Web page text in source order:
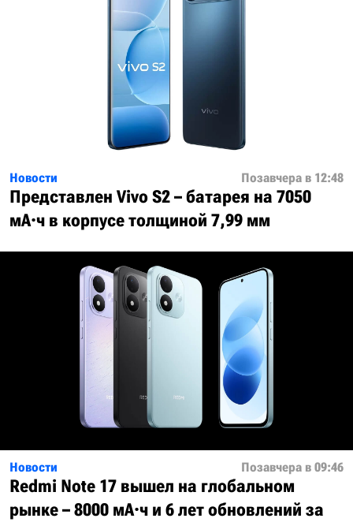
Новости Позавчера в 12:48
Представлен Vivo S2 – батарея на 7050
мА·ч в корпусе толщиной 7,99 мм
Новости Позавчера в 09:46
Redmi Note 17 вышел на глобальном
рынке – 8000 мА·ч и 6 лет обновлений за